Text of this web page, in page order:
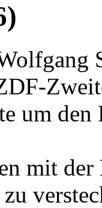
um
mit